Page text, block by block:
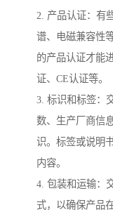
2. 产品认证：有
谱、电磁兼容性
的产品认证才能
证、CE认证等。
3. 标识和标签：
数、生产厂商信
识。标签或说明
内容。
4. 包装和运输：
式，以确保产品